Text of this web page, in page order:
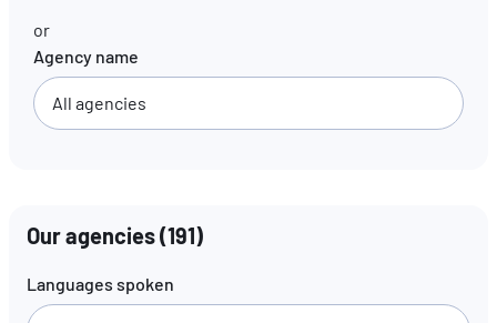
ENFRDE
or
Agency name
Our agencies(191)
Languages spoken